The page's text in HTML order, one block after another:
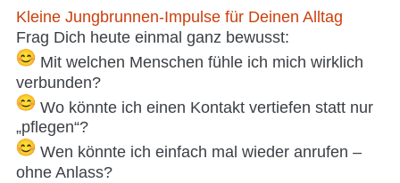
Kleine Jungbrunnen-Impulse für Deinen Alltag
Frag Dich heute einmal ganz bewusst:
Mit welchen Menschen fühle ich mich wirklich
verbunden?
Wo könnte ich einen Kontakt vertiefen statt nur
„pflegen“?
Wen könnte ich einfach mal wieder anrufen –
ohne Anlass?